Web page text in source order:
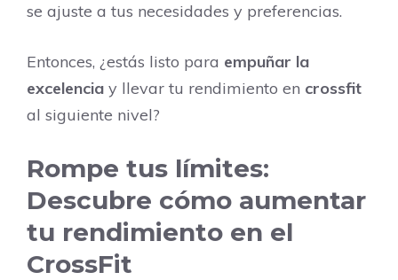
se ajuste a tus necesidades y preferencias.
Entonces, ¿estás listo para empuñar la
excelencia y llevar tu rendimiento en crossfit
al siguiente nivel?
Rompe tus límites:
Descubre cómo aumentar
tu rendimiento en el
CrossFit